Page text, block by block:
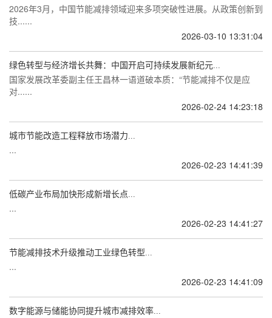
2026年3月，中国节能减排领域迎来多项突破性进展。从政策创新到
技......
2026-03-10 13:31:04
绿色转型与经济增长共舞：中国开启可持续发展新纪元...
国家发展改革委副主任王昌林一语道破本质：“节能减排不仅是应
对......
2026-02-24 14:23:18
城市节能改造工程释放市场潜力...
...
2026-02-23 14:41:39
低碳产业布局加快形成新增长点...
...
2026-02-23 14:41:27
节能减排技术升级推动工业绿色转型...
...
2026-02-23 14:41:09
数字能源与储能协同提升城市减排效率...